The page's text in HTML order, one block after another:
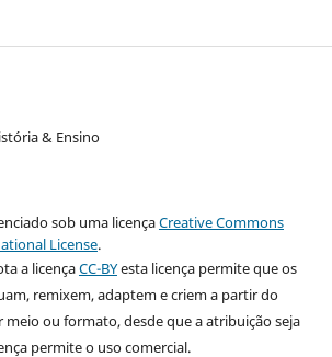
& Ensino
sob uma licençaCreative Commons
License.
a licençaCC-BYesta licença permite que os
remixem, adaptem e criem a partir do
ou formato, desde que a atribuição seja
permite o uso comercial.